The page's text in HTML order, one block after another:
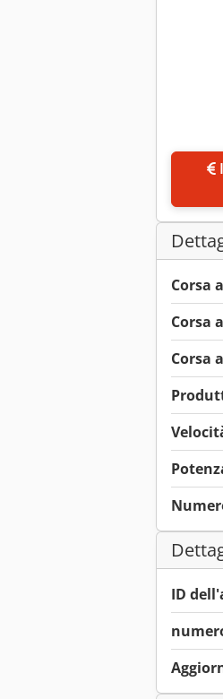
Corsa
Corsa
Corsa
ID